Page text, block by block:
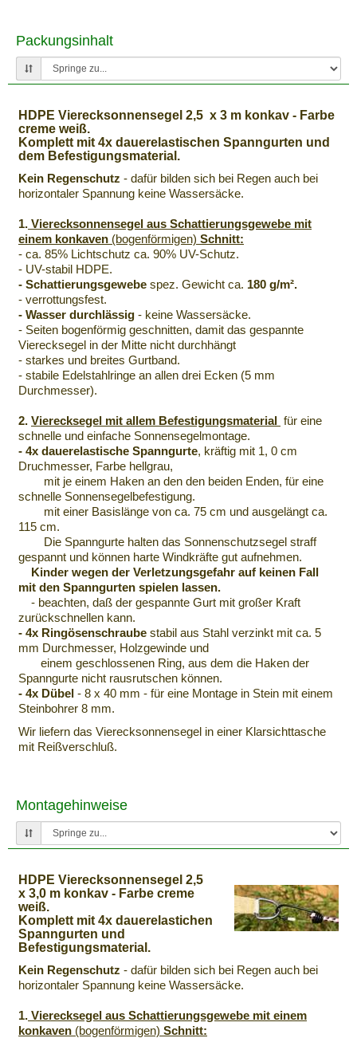
Packungsinhalt
HDPE Vierecksonnensegel 2,5 x 3 m konkav - Farbe
creme weiß.
Komplett mit 4x dauerelastischen Spanngurten und
dem Befestigungsmaterial.
Kein Regenschutz - dafür bilden sich bei Regen auch bei
horizontaler Spannung keine Wassersäcke.
1. Vierecksonnensegel aus Schattierungsgewebe mit
einem konkaven (bogenförmigen) Schnitt:
- ca. 85% Lichtschutz ca. 90% UV-Schutz.
- UV-stabil HDPE.
- Schattierungsgewebe spez. Gewicht ca. 180 g/m².
- verrottungsfest.
- Wasser durchlässig - keine Wassersäcke.
- Seiten bogenförmig geschnitten, damit das gespannte
Vierecksegel in der Mitte nicht durchhängt
- starkes und breites Gurtband.
- stabile Edelstahlringe an allen drei Ecken (5 mm
Durchmesser).
2. Vierecksegel mit allem Befestigungsmaterial für eine
schnelle und einfache Sonnensegelmontage.
- 4x dauerelastische Spanngurte, kräftig mit 1, 0 cm
Druchmesser, Farbe hellgrau,
mit je einem Haken an den den beiden Enden, für eine
schnelle Sonnensegelbefestigung.
mit einer Basislänge von ca. 75 cm und ausgelängt ca.
115 cm.
Die Spanngurte halten das Sonnenschutzsegel straff
gespannt und können harte Windkräfte gut aufnehmen.
Kinder wegen der Verletzungsgefahr auf keinen Fall
mit den Spanngurten spielen lassen.
- beachten, daß der gespannte Gurt mit großer Kraft
zurückschnellen kann.
- 4x Ringösenschraube stabil aus Stahl verzinkt mit ca. 5
mm Durchmesser, Holzgewinde und
einem geschlossenen Ring, aus dem die Haken der
Spanngurte nicht rausrutschen können.
- 4x Dübel - 8 x 40 mm - für eine Montage in Stein mit einem
Steinbohrer 8 mm.
Wir liefern das Vierecksonnensegel in einer Klarsichttasche
mit Reißverschluß.
Montagehinweise
HDPE Vierecksonnensegel 2,5
x 3,0 m konkav - Farbe creme
weiß.
Komplett mit 4x dauerelastichen
Spanngurten und
Befestigungsmaterial.
Kein Regenschutz - dafür bilden sich bei Regen auch bei
horizontaler Spannung keine Wassersäcke.
1. Vierecksegel aus Schattierungsgewebe mit einem
konkaven (bogenförmigen) Schnitt: